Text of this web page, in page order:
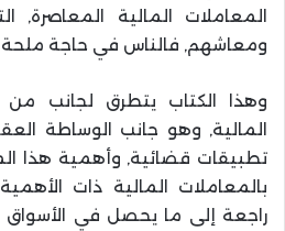
المعاملات المالية المعاصرة,
ومعاشهم, فالناس في حاجة ملحة
وهذا الكتاب يتطرق لجانب من
المالية, وهو جانب الوساطة
تطبيقات قضائية, وأهمية هذا
بالمعاملات المالية ذات
راجعة إلى ما يحصل في الأسواق